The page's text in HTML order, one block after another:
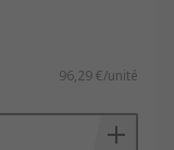
96,29 €/unité